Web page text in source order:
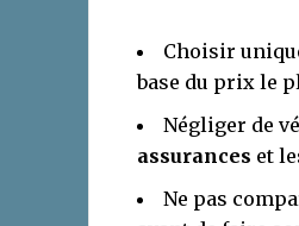
Choisir
base du prix le
Négliger de
assurances et
Ne pas